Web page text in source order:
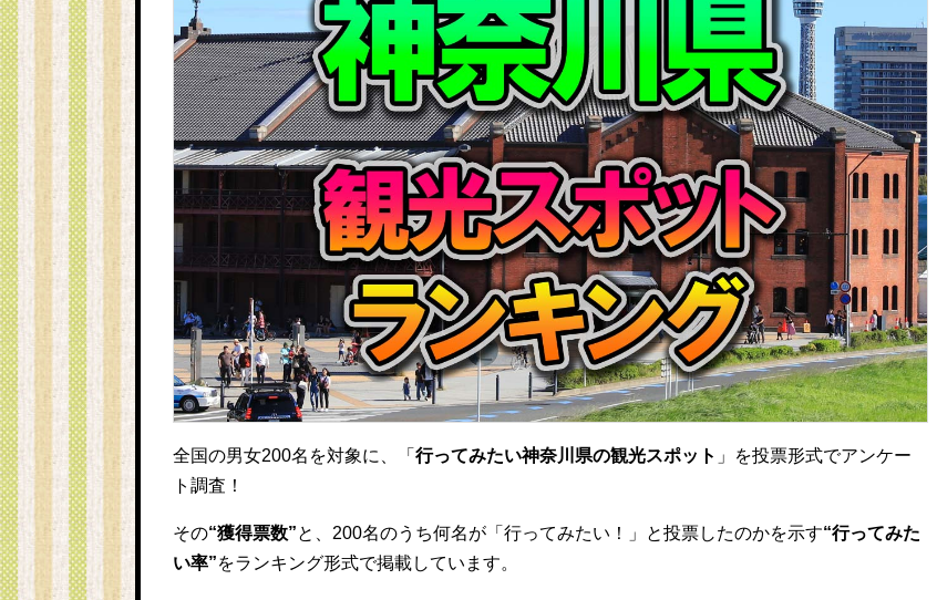
全国の男女200名を対象に、「 行ってみたい神奈川県の観光スポット 」を投票形式でアンケー
ト調査！
その“獲得票数”と、200名のうち何名が「行ってみたい！」と投票したのかを示す“行ってみた
い率”をランキング形式で掲載しています。